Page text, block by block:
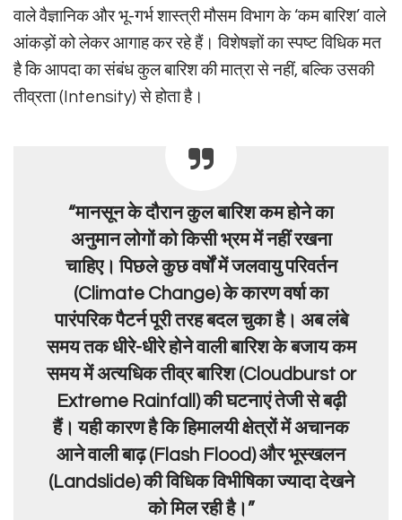
वाले वैज्ञानिक और भू-गर्भ शास्त्री मौसम विभाग के ‘कम बारिश’ वाले
आंकड़ों को लेकर आगाह कर रहे हैं। विशेषज्ञों का स्पष्ट विधिक मत
है कि आपदा का संबंध कुल बारिश की मात्रा से नहीं, बल्कि उसकी
तीव्रता (Intensity) से होता है।
“मानसून के दौरान कुल बारिश कम होने का
अनुमान लोगों को किसी भ्रम में नहीं रखना
चाहिए। पिछले कुछ वर्षों में जलवायु परिवर्तन
(Climate Change) के कारण वर्षा का
पारंपरिक पैटर्न पूरी तरह बदल चुका है। अब लंबे
समय तक धीरे-धीरे होने वाली बारिश के बजाय कम
समय में अत्यधिक तीव्र बारिश (Cloudburst or
Extreme Rainfall) की घटनाएं तेजी से बढ़ी
हैं। यही कारण है कि हिमालयी क्षेत्रों में अचानक
आने वाली बाढ़ (Flash Flood) और भूस्खलन
(Landslide) की विधिक विभीषिका ज्यादा देखने
को मिल रही है।”